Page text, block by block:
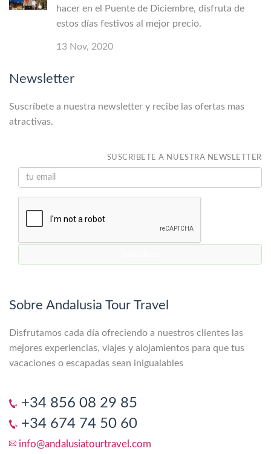
hacer en el Puente de Diciembre, disfruta de
estos días festivos al mejor precio.
13 Nov, 2020
Newsletter
Suscríbete a nuestra newsletter y recibe las ofertas mas
atractivas.
SUSCRIBETE A NUESTRA NEWSLETTER
Sobre Andalusia Tour Travel
Disfrutamos cada día ofreciendo a nuestros clientes las
mejores experiencias, viajes y alojamientos para que tus
vacaciones o escapadas sean inigualables
+34 856 08 29 85
+34 674 74 50 60
info@andalusiatourtravel.com